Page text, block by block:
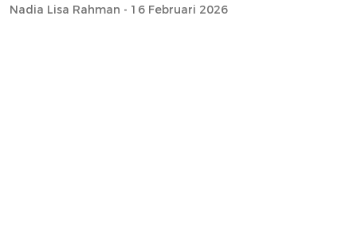
Nadia Lisa Rahman - 16 Februari 2026